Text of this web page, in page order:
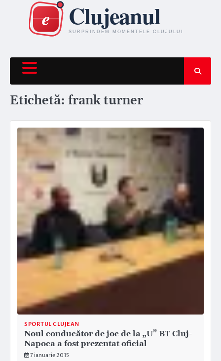
content
Etichetă: frank turner
SPORTUL CLUJEAN
Noul conducător de joc de la „U” BT Cluj-
Napoca a fost prezentat oficial
7 ianuarie 2015